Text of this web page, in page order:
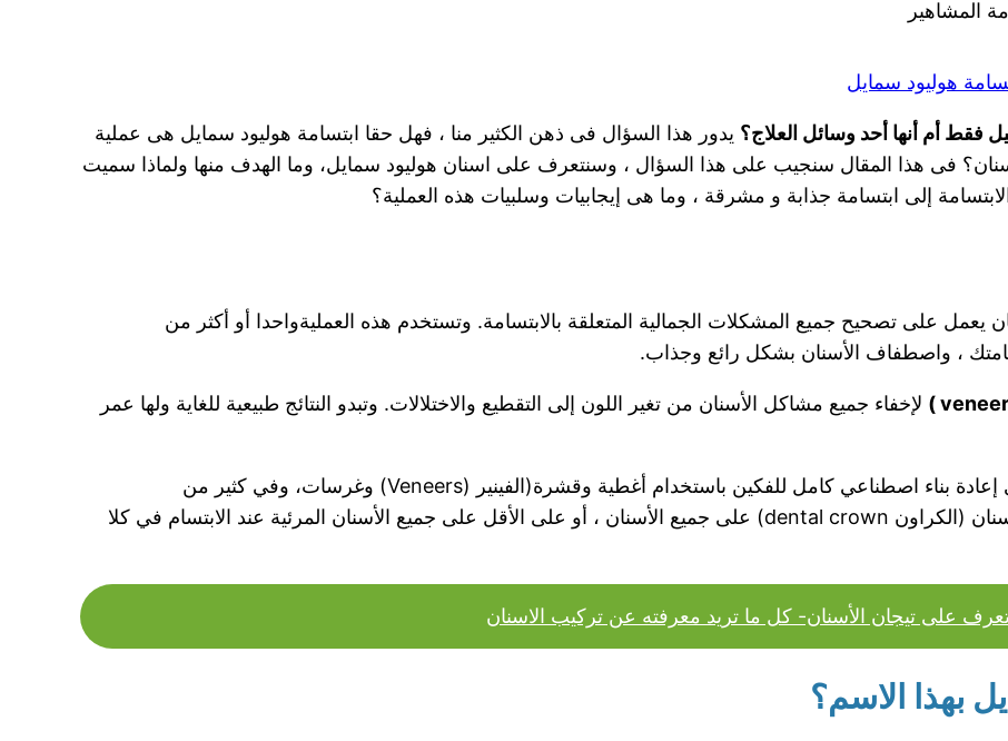
فقط أم أنها أحد وسائل العلاج؟ يدور هذا السؤال فى ذهن الكثير منا ، فهل حقا ابتسامة هوليود سمايل هى عملية
فى هذا المقال سنجيب على هذا السؤال ، وسنتعرف على اسنان هوليود سمايل، وما الهدف منها ولماذا سميت
إلى ابتسامة جذابة و مشرقة ، وما هى إيجابيات وسلبيات هذه العملية؟
على تصحيح جميع المشكلات الجمالية المتعلقة بالابتسامة. وتستخدم هذه العمليةواحدا أو أكثر من
، واصطفاف الأسنان بشكل رائع وجذاب.
لإخفاء جميع مشاكل الأسنان من تغير اللون إلى التقطيع والاختلالات. وتبدو النتائج طبيعية للغاية ولها عمر
و تشمل ابتسامة هوليود تغيير شامل لابتسامتك ، أي إعادة بناء اصطناعي كامل للفكين باستخدام أغطية وقشرة(الفينير (Veneers) وغرسات، وفي كثير من
الأحيان تتضمن اسنان هوليود سمايل وضع تيجان الأسنان (الكراون dental crown) على جميع الأسنان ، أو على الأقل على جميع الأسنان المرئية عند الابتسام في كلا
على تيجان الأسنان- كل ما تريد معرفته عن تركيب الاسنان
بهذا الاسم؟